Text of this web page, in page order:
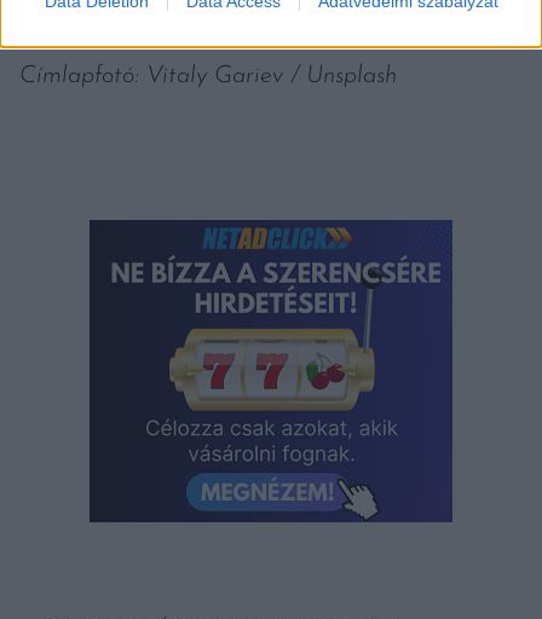
Címlapfotó: Vitaly Gariev / Unsplash